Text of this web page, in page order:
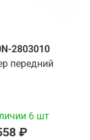
2803010
передний
6 шт
₽